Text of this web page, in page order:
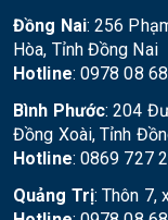
Đồng Nai: 256
Hòa, Tỉnh Đồng Nai
Hotline: 0978 08
Bình Phước: 204
Đồng Xoài, Tỉnh
Hotline: 0869 727
Quảng Trị: Thôn 7,